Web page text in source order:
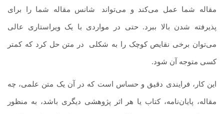
مقاله شما عمل می‌کند و می‌تواند شانس مقاله شما را برای
پذیرفته شدن بالا ببرد. حتی در مواردی با یک ویراستاری عالی
می‌توان برخی نقایص کوچک را به شکلی در متن حل کرد که کمتر
کسی متوجه آن شود.
این کار، فرایندی دقیق و حساس است که در آن یک متن علمی، چه
مقاله، پایان‌نامه، کتاب یا هر اثر پژوهشی دیگری باشد، به منظور